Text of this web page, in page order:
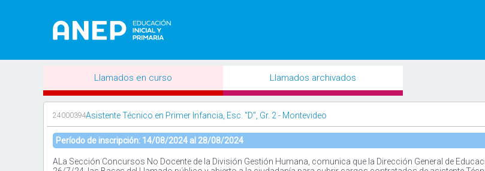
Llamados en curso Llamados archivados
24000394Asistente Técnico en Primer Infancia, Esc. "D", Gr. 2 - Montevideo
Período de inscripción: 14/08/2024 al 28/08/2024
ALa Sección Concursos No Docente de la División Gestión Humana, comunica que la Dirección General de